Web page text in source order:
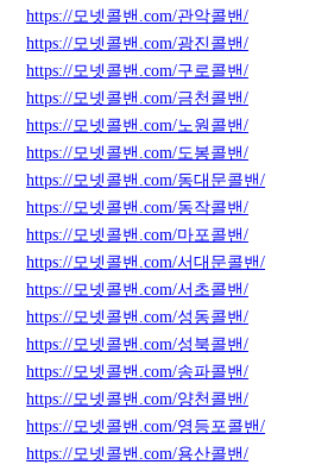
https://모넷콜밴.com/관악콜밴/
https://모넷콜밴.com/광진콜밴/
https://모넷콜밴.com/구로콜밴/
https://모넷콜밴.com/금천콜밴/
https://모넷콜밴.com/노원콜밴/
https://모넷콜밴.com/도봉콜밴/
https://모넷콜밴.com/동대문콜밴/
https://모넷콜밴.com/동작콜밴/
https://모넷콜밴.com/마포콜밴/
https://모넷콜밴.com/서대문콜밴/
https://모넷콜밴.com/서초콜밴/
https://모넷콜밴.com/성동콜밴/
https://모넷콜밴.com/성북콜밴/
https://모넷콜밴.com/송파콜밴/
https://모넷콜밴.com/양천콜밴/
https://모넷콜밴.com/영등포콜밴/
https://모넷콜밴.com/용산콜밴/